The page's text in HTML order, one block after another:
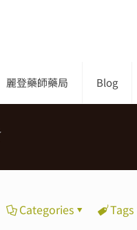
麗登藥師藥局 Blog
Categories Tags